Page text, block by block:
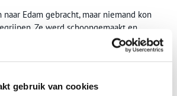
gebruik van cookies
Edam gebracht, maar niemand kon
Ze werd schoongemaakt en
bewaakt, want ze wilde weer in het water
en verre kwam men naar het vreemde
ook bekend geraakt in Haarlem. De